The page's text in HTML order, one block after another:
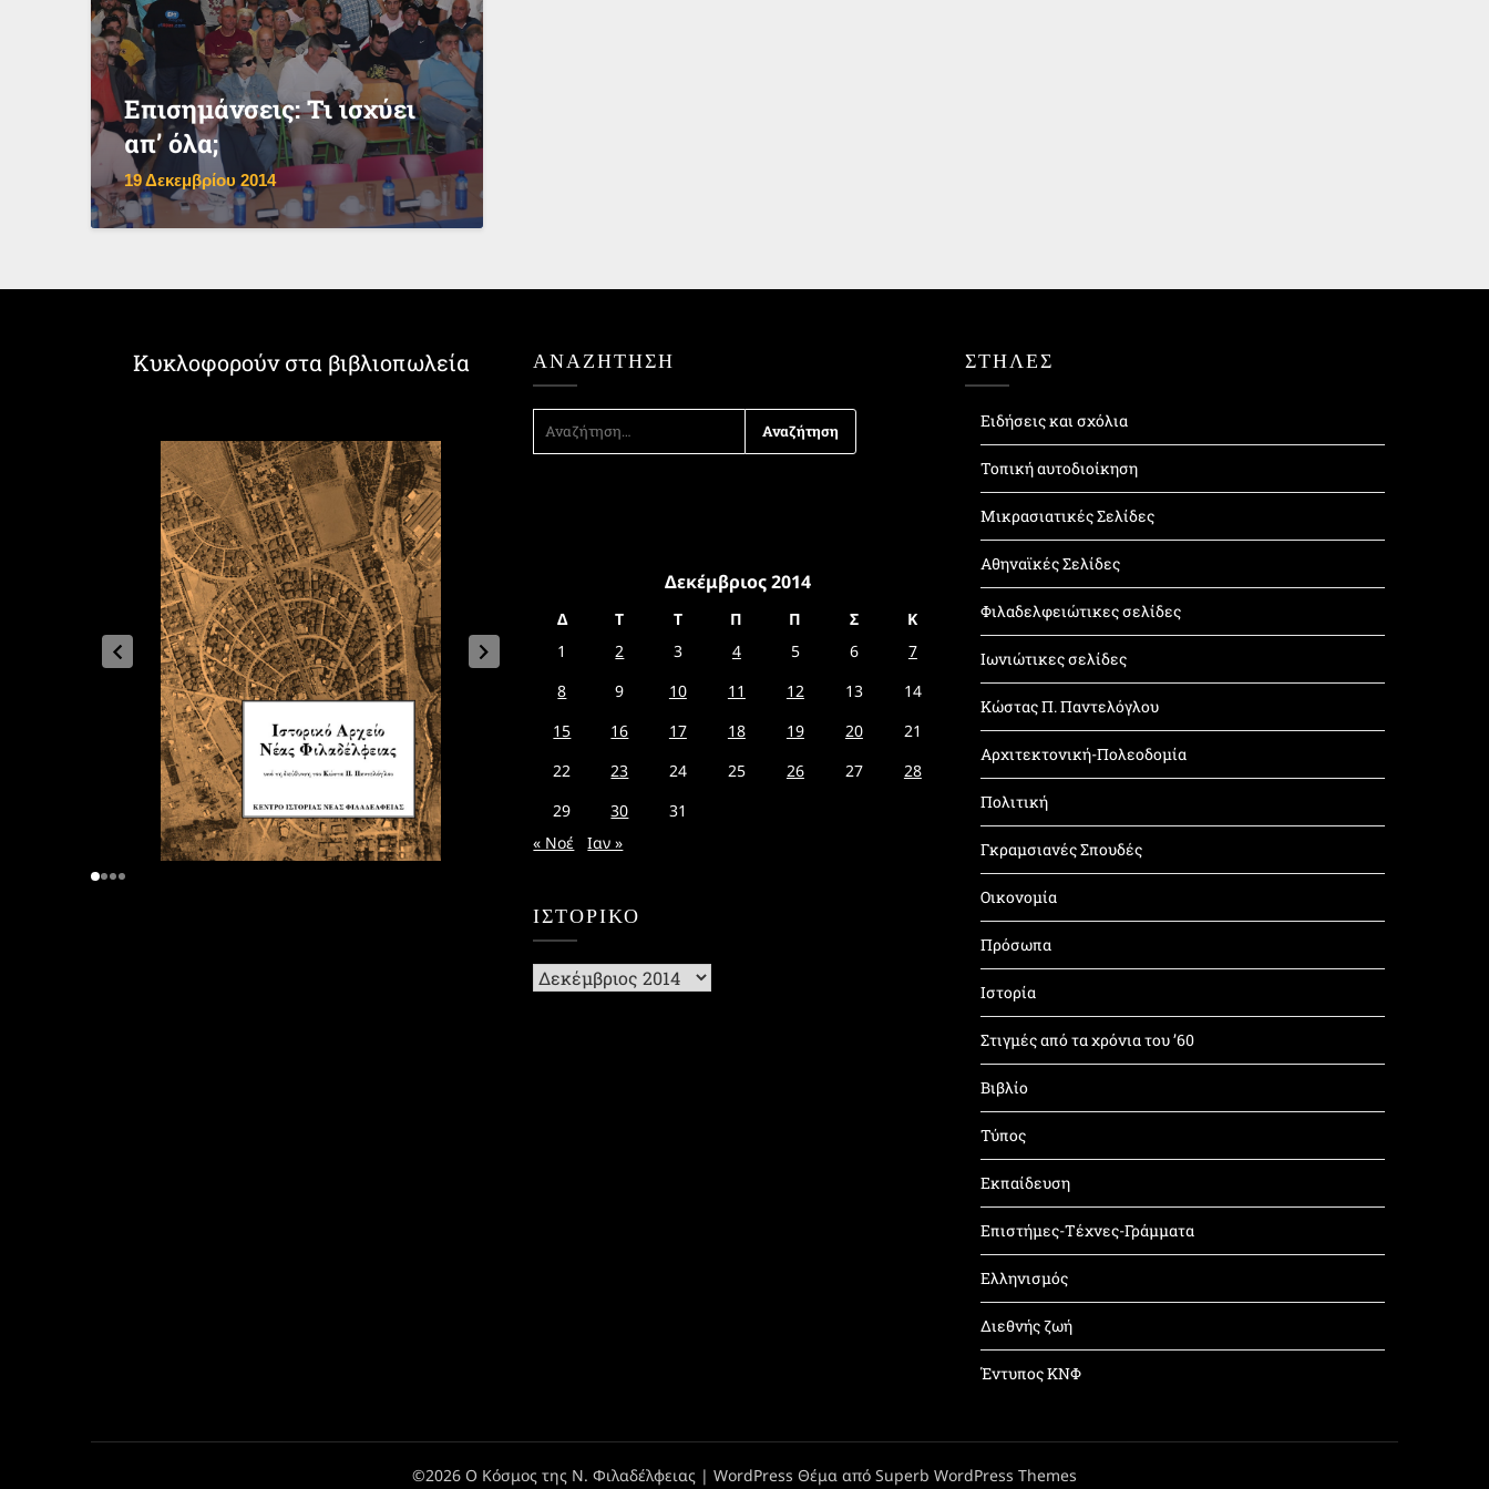
Επισημάνσεις: Τι ισχύει
απ’ όλα;
19 Δεκεμβρίου 2014
Κυκλοφορούν στα βιβλιοπωλεία ΑΝΑΖΉΤΗΣΗ
ΓΙΑ:
Δεκέμβριος 2014
Δ Τ Τ Π Π Σ
Κ
1
2 3 4 5 6
7
8
9 10 11 12 13
14
15
16 17 18 19 20
21
22
23 24 25 26 27
28
29
30
31
« Νοέ
Ιαν »
ΙΣΤΟΡΙΚΌ
Ιστορικό
ΣΤΗΛΕΣ
Ειδήσεις και σχόλια
Τοπική αυτοδιοίκηση
Μικρασιατικές Σελίδες
Αθηναϊκές Σελίδες
Φιλαδελφειώτικες σελίδες
Ιωνιώτικες σελίδες
Κώστας Π. Παντελόγλου
Αρχιτεκτονική-Πολεοδομία
Πολιτική
Γκραμσιανές Σπουδές
Οικονομία
Πρόσωπα
Ιστορία
Στιγμές από τα χρόνια του ’60
Βιβλίο
Τύπος
Εκπαίδευση
Επιστήμες-Τέχνες-Γράμματα
Ελληνισμός
Διεθνής ζωή
Έντυπος ΚΝΦ
©2026 Ο Κόσμος της Ν. Φιλαδέλφειας | WordPress Θέμα από Superb WordPress Themes